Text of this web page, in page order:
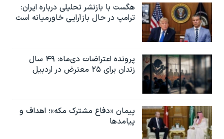
هگست با بازنشر تحلیلی درباره ایران:
ترامپ در حال بازآرایی خاورمیانه است
پرونده اعتراضات دی‌ماه: ۴۹ سال
زندان برای ۲۵ معترض در اردبیل
پیمان «دفاع مشترک مکه»؛ اهداف و
پیامدها